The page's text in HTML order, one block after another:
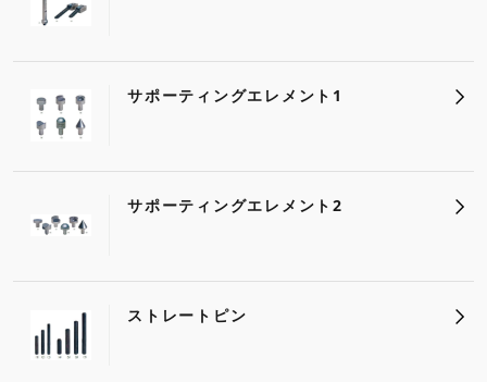
サポーティングエレメント1
サポーティングエレメント2
ストレートピン